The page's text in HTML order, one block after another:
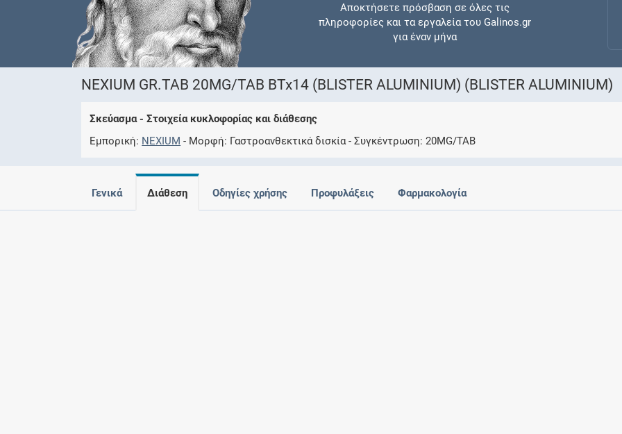
Αποκτήσετε πρόσβαση σε όλες τις
πληροφορίες και τα εργαλεία του Galinos.gr
για έναν μήνα
Ελέγξτε την αγωγή σας για αντενδείξεις και
NEXIUM GR.TAB 20MG/TAB BTx14 (BLISTER ALUMINIUM) (BLISTER ALUMINIUM)
Σκεύασμα - Στοιχεία κυκλοφορίας και διάθεσης
Εμπορική NEXIUM Μορφή Γαστροανθεκτικά δισκία Συγκέντρωση 20MG/TAB
Γενικά Διάθεση Οδηγίες χρήσης Προφυλάξεις Φαρμακολογία